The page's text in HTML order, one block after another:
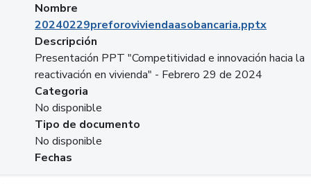
Nombre
20240229preforoviviendaasobancaria.pptx
Descripción
Presentación PPT "Competitividad e innovación hacia la
reactivación en vivienda" - Febrero 29 de 2024
Categoria
No disponible
Tipo de documento
No disponible
Fechas